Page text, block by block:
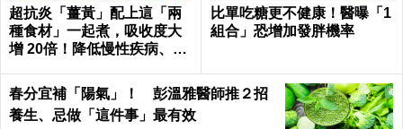
超抗炎「薑黃」配上這「兩
種食材」一起煮，吸收度大
增 20倍！降低慢性疾病、癌
比單吃糖更不健康！醫曝「1
組合」恐增加發胖機率
春分宜補「陽氣」！ 彭溫雅醫師推２招
養生、忌做「這件事」最有效